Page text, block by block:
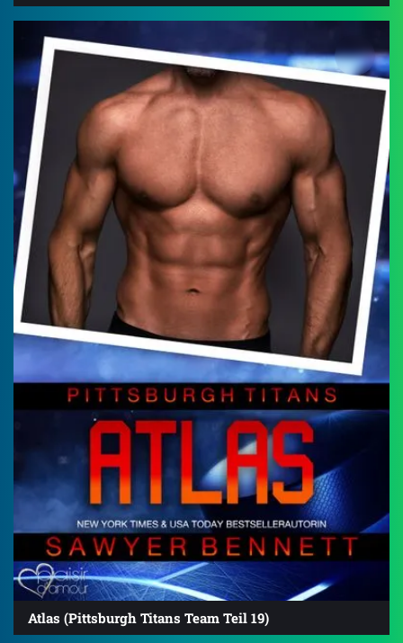
Atlas (Pittsburgh Titans Team Teil 19)